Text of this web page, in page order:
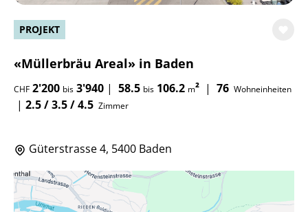
PROJEKT
«Müllerbräu Areal» in Baden
CHF 2'200 bis 3'940 | 58.5 bis 106.2 m² | 76 Wohneinheiten
| 2.5 / 3.5 / 4.5 Zimmer
Güterstrasse 4, 5400 Baden